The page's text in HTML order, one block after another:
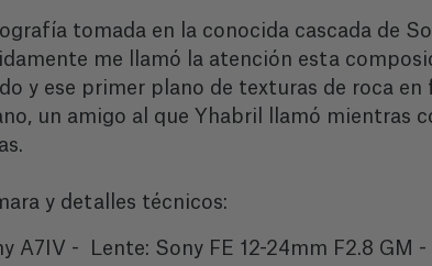
tomada en la conocida cascada de
me llamó la atención esta
y ese primer plano de texturas de roca
un amigo al que Yhabril llamó mientras
y detalles técnicos:
A7IV - Lente: Sony FE 12-24mm F2.8 GM